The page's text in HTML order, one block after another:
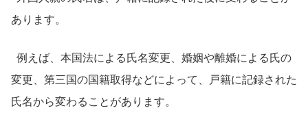
あります。
例えば、本国法による氏名変更、婚姻や離婚による氏の
変更、第三国の国籍取得などによって、戸籍に記録された
氏名から変わることがあります。